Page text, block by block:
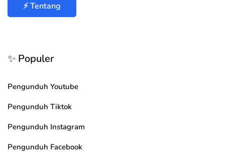
⚡ Tentang
✨ Populer
Pengunduh Youtube
Pengunduh Tiktok
Pengunduh Instagram
Pengunduh Facebook